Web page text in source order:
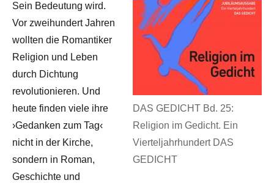
DAS GEDICHT Bd. 25:
Religion im Gedicht. Ein
Vierteljahrhundert DAS
GEDICHT
Sein Bedeutung wird.
Vor zweihundert Jahren
wollten die Romantiker
Religion und Leben
durch Dichtung
revolutionieren. Und
heute finden viele ihre
›Gedanken zum Tag‹
nicht in der Kirche,
sondern in Roman,
Geschichte und